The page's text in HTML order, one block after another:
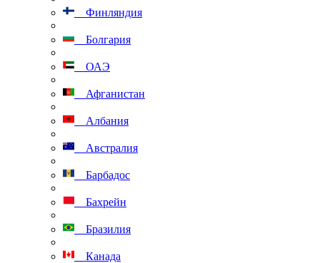
Финляндия
Болгария
ОАЭ
Афганистан
Албания
Австралия
Барбадос
Бахрейн
Бразилия
Канада